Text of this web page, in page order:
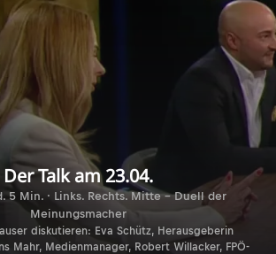
Der Talk am 23.04.
5 Min. · Links. Rechts. Mitte - Duell der
Meinungsmacher
diskutieren: Eva Schütz, Herausgeberin
Mahr, Medienmanager, Robert Willacker, FPÖ-